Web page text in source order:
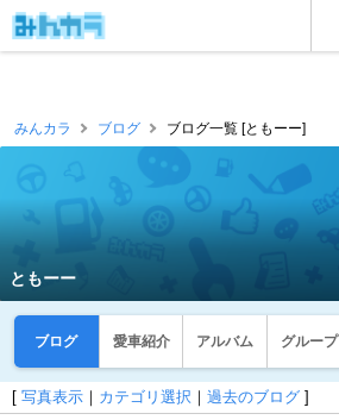
みんカラ ブログ ブログ一覧 [ともーー]
ともーー
ブログ 愛車紹介 アルバム グループ
[ 写真表示 ｜ カテゴリ選択 ｜ 過去のブログ ]